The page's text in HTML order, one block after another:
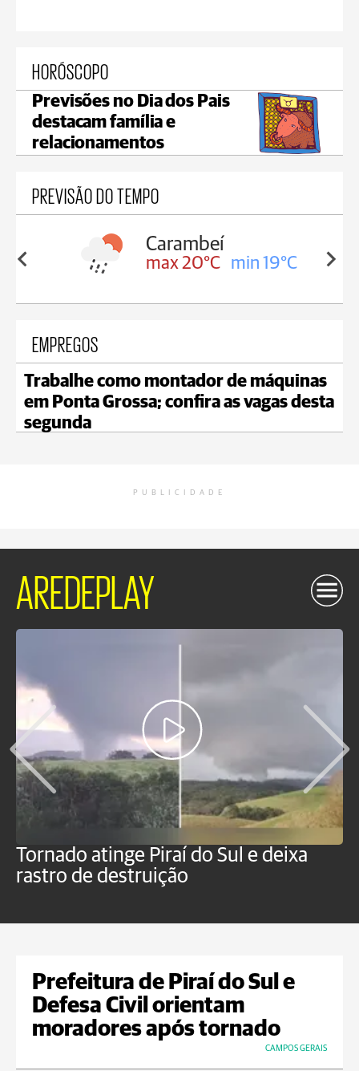
HORÓSCOPO
Previsões no Dia dos Pais
destacam família e
relacionamentos
PREVISÃO DO TEMPO
19°C
Carambeí
max 20°C min 19°C
EMPREGOS
Trabalhe como montador de máquinas
em Ponta Grossa; confira as vagas desta
segunda
PUBLICIDADE
AREDEPLAY
Tornado atinge Piraí do Sul e deixa
rastro de destruição
Prefeitura de Piraí do Sul e
Defesa Civil orientam
moradores após tornado
CAMPOS GERAIS